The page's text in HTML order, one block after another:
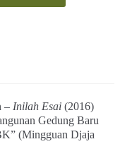
– Inilah Esai(2016)
Gedung Baru
(Mingguan Djaja